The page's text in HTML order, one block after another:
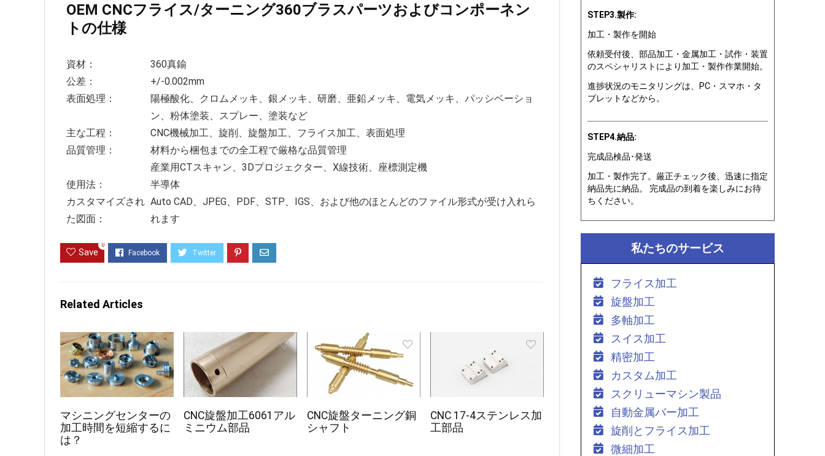
OEM CNCフライス/ターニング360ブラスパーツおよびコンポーネン
トの仕様
資材：
360真鍮
公差：
+/-0.002mm
表面処理：
陽極酸化、クロムメッキ、銀メッキ、研磨、亜鉛メッキ、電気メッキ、パッシベーショ
ン、粉体塗装、スプレー、塗装など
主な工程：
CNC機械加工、旋削、旋盤加工、フライス加工、表面処理
品質管理：
材料から梱包までの全工程で厳格な品質管理
産業用CTスキャン、3Dプロジェクター、X線技術、座標測定機
使用法：
半導体
カスタマイズされ
た図面：
Auto CAD、JPEG、PDF、STP、IGS、および他のほとんどのファイル形式が受け入れら
れます
Save
0
Related Articles
マシニングセンターの
加工時間を短縮するに
は？
CNC旋盤加工6061アル
ミニウム部品
CNC旋盤ターニング銅
シャフト
CNC 17-4ステンレス加
工部品
STEP3.製作:
加工・製作を開始
依頼受付後、部品加工・金属加工・試作・装置
のスペシャリストにより加工・製作作業開始。
進捗状況のモニタリングは、PC・スマホ・タ
ブレットなどから。
STEP4.納品:
完成品検品･発送
加工・製作完了。厳正チェック後、迅速に指定
納品先に納品。 完成品の到着を楽しみにお待
ちください。
私たちのサービス
フライス加工
旋盤加工
多軸加工
スイス加工
精密加工
カスタム加工
スクリューマシン製品
自動金属バー加工
旋削とフライス加工
微細加工